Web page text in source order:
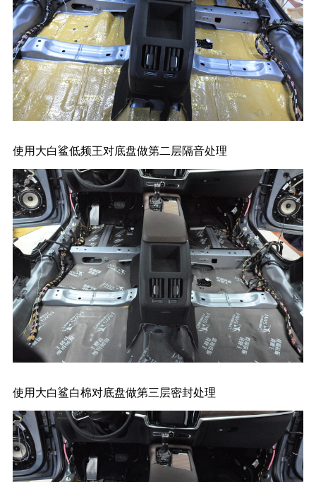
使用大白鲨低频王对底盘做第二层隔音处理
使用大白鲨白棉对底盘做第三层密封处理